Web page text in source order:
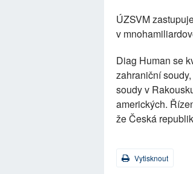
ÚZSVM
v
Diag Human se
zahraniční
soudy v
amerických.
že Česká
Vytisknout